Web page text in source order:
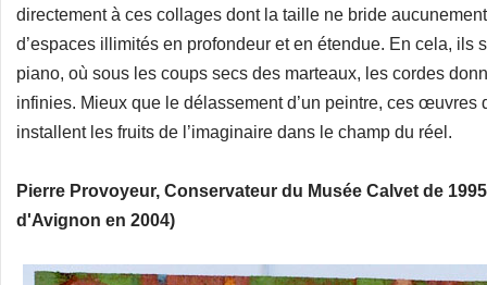
directement à ces collages dont la taille ne bride
d’espaces illimités en profondeur et en étendue. En cela, ils
piano, où sous les coups secs des marteaux, les cordes
infinies. Mieux que le délassement d’un peintre, ces œuvres
installent les fruits de l’imaginaire dans le champ du réel.
Pierre Provoyeur, Conservateur du Musée Calvet de
d'Avignon en 2004)